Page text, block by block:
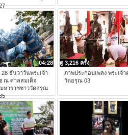
04:28
ธันวาวันพระเจ้า
ณ ศาลสมเด็จ
หาราชชาววัดอรุณ
ดู 3,216 ครั้ง
ภาพประกอบเพลง พระเจ้า
วัดอรุณ 03